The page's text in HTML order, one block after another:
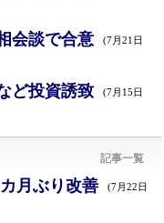
会談で合意 (7月21日
ど投資誘致 (7月15日
記事一覧
月ぶり改善 (7月22日